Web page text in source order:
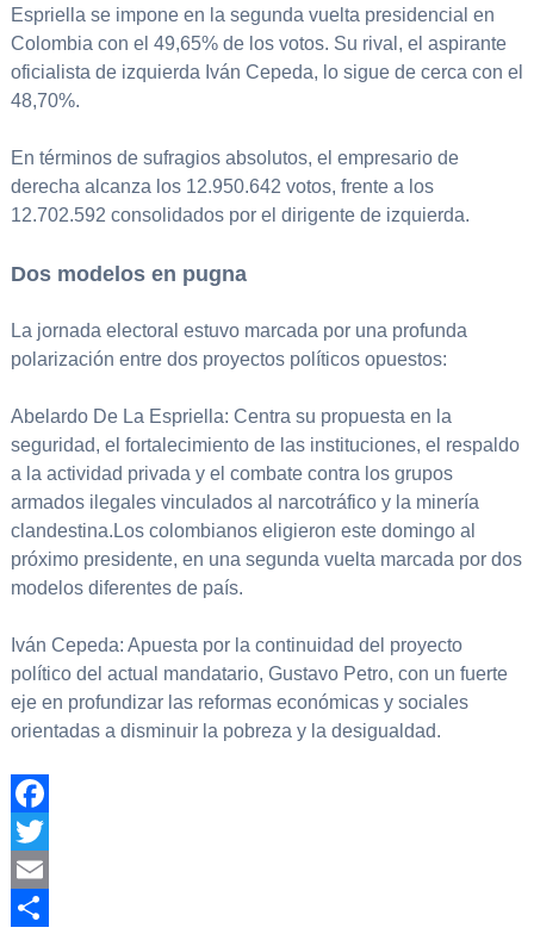
Espriella se impone en la segunda vuelta presidencial en
Colombia con el 49,65% de los votos. Su rival, el aspirante
oficialista de izquierda Iván Cepeda, lo sigue de cerca con el
48,70%.
En términos de sufragios absolutos, el empresario de
derecha alcanza los 12.950.642 votos, frente a los
12.702.592 consolidados por el dirigente de izquierda.
Dos modelos en pugna
La jornada electoral estuvo marcada por una profunda
polarización entre dos proyectos políticos opuestos:
Abelardo De La Espriella: Centra su propuesta en la
seguridad, el fortalecimiento de las instituciones, el respaldo
a la actividad privada y el combate contra los grupos
armados ilegales vinculados al narcotráfico y la minería
clandestina.Los colombianos eligieron este domingo al
próximo presidente, en una segunda vuelta marcada por dos
modelos diferentes de país.
Iván Cepeda: Apuesta por la continuidad del proyecto
político del actual mandatario, Gustavo Petro, con un fuerte
eje en profundizar las reformas económicas y sociales
orientadas a disminuir la pobreza y la desigualdad.
Facebook
Twitter
Email